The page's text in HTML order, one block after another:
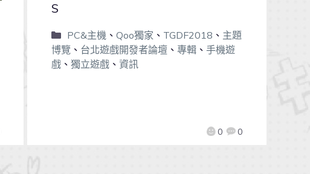
0 0
S
PC&主機 、 Qoo獨家 、 TGDF2018 、 主題
博覽 、 台北遊戲開發者論壇 、 專輯 、 手機遊
戲 、 獨立遊戲 、 資訊